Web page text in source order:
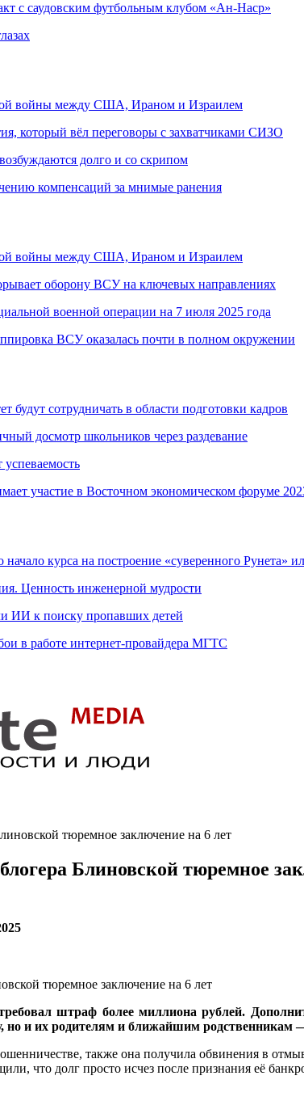
с саудовским футбольным клубом «Ан-Наср»
войны между США, Ираном и Израилем
который вёл переговоры с захватчиками СИЗО
долго и со скрипом
компенсаций за мнимые ранения
войны между США, Ираном и Израилем
оборону ВСУ на ключевых направлениях
военной операции на 7 июля 2025 года
ВСУ оказалась почти в полном окружении
будут сотрудничать в области подготовки кадров
досмотр школьников через раздевание
участие в Восточном экономическом форуме
курса на построение «суверенного Рунета»
Ценность инженерной мудрости
ИИ к поиску пропавших детей
в работе интернет-провайдера МГТС
тюремное заключение на 6 лет
Блиновской тюремное
штраф более миллиона рублей.
но и их родителям и ближайшим родственникам
также она получила обвинения в
что долг просто исчез после признания её